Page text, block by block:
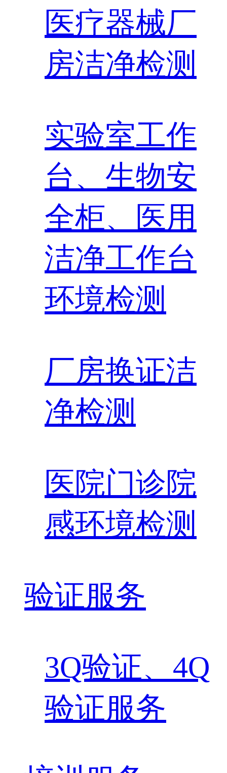
医疗器械厂
房洁净检测
实验室工作
台、生物安
全柜、医用
洁净工作台
环境检测
厂房换证洁
净检测
医院门诊院
感环境检测
验证服务
3Q验证、4Q
验证服务